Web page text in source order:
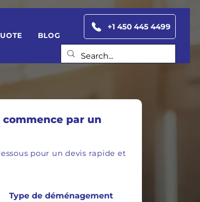
BLOG
+1 450 445 4499
par un
pour un devis rapide et
Type de déménagement